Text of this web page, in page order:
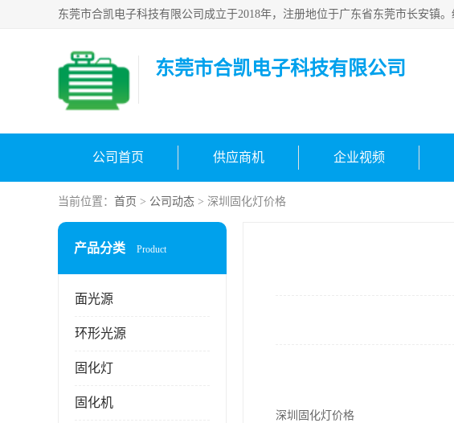
东莞市合凯电子科技有限公司
公司首页 供应商机 企业视频
当前位置： 首页 > 公司动态 > 深圳固化灯价格
产品分类 Product
面光源
环形光源
固化灯
固化机
深圳固化灯价格